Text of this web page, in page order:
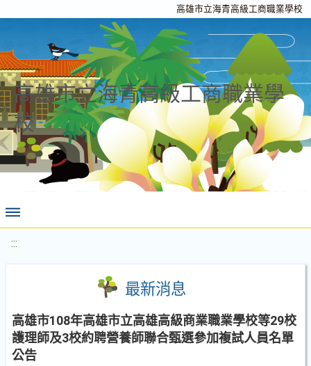
高雄市立海青高級工商職業學校
高雄市立海青高級工商職業學
校
:::
最新消息
高雄市108年高雄市立高雄高級商業職業學校等29校
護理師及3校約聘營養師聯合甄選參加複試人員名單
公告